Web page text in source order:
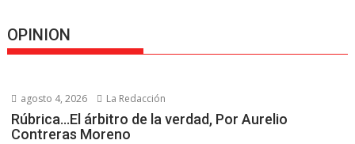
OPINION
agosto 4, 2026 La Redacción
Rúbrica…El árbitro de la verdad, Por Aurelio
Contreras Moreno